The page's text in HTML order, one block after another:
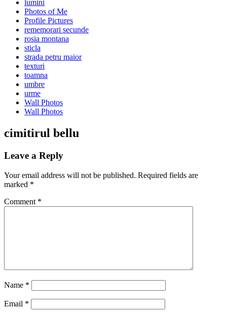
lumini
Photos of Me
Profile Pictures
rememorari secunde
rosia montana
sticla
strada petru maior
texturi
toamna
umbre
urme
Wall Photos
Wall Photos
cimitirul bellu
Leave a Reply
Your email address will not be published. Required fields are
marked *
Comment *
Name *
Email *